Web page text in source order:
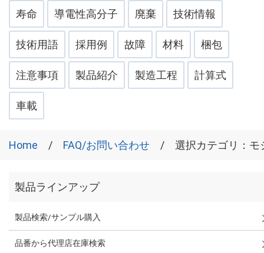
寿命 導電性高分子 廃棄 技術情報
技術用語 採用例 故障 材料 梱包
注意事項 製品紹介 製造工程 計算式
車載
Home FAQ/お問い合わせ 選択カテゴリ： モ
製品ラインアップ
製品検索/サンプル購入
品番から代理店在庫検索